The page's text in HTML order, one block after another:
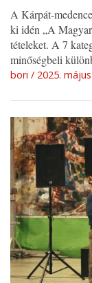
A Kárpát-
ki idén „A
tételeket. A 7
minőségbeli
bori 2025.